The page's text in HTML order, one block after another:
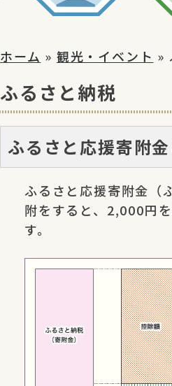
ホーム » 観光・イベント »
ふるさと納税
ふるさと応援寄附
ふるさと応援寄附金（
附をすると、2,000円
す。